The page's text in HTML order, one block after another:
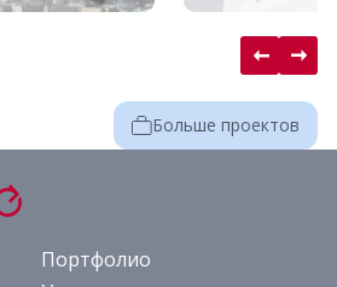
Больше проектов
Портфолио